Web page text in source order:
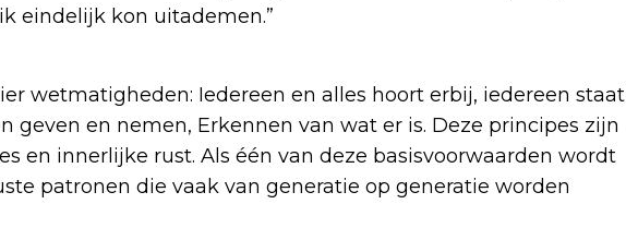
eindelijk kon uitademen.”
wetmatigheden: Iedereen en alles hoort erbij, iedereen staat
geven en nemen, Erkennen van wat er is. Deze principes zijn
en innerlijke rust. Als één van deze basisvoorwaarden wordt
patronen die vaak van generatie op generatie worden